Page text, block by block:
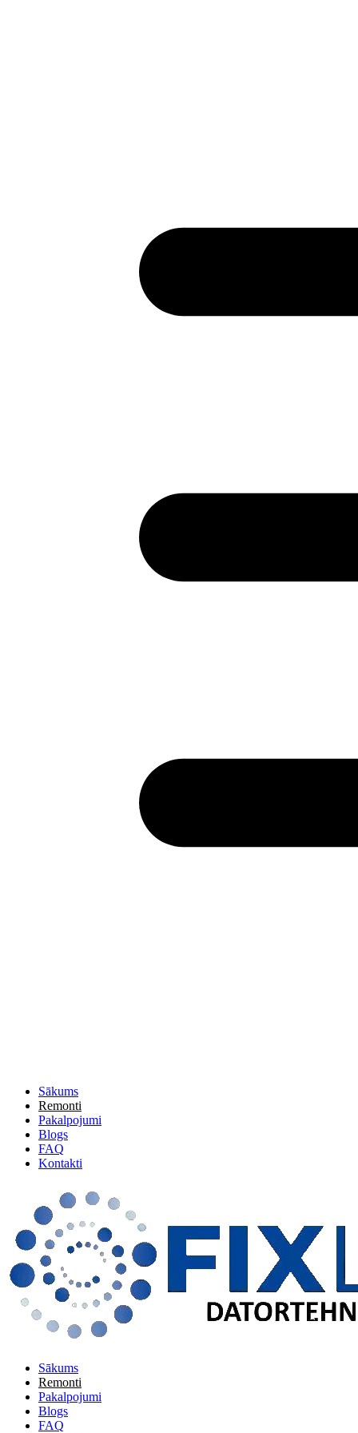
Sākums
Remonti
Pakalpojumi
Blogs
FAQ
Kontakti
Sākums
Remonti
Pakalpojumi
Blogs
FAQ